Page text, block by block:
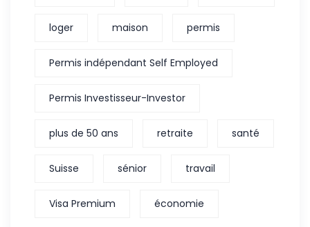
loger maison permis
Permis indépendant Self Employed
Permis Investisseur-Investor
plus de 50 ans retraite santé
Suisse sénior travail
Visa Premium économie